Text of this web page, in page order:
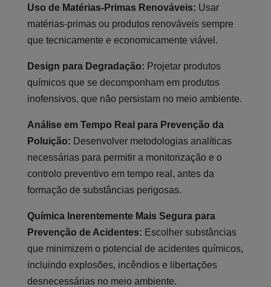
Uso de Matérias-Primas Renováveis: Usar
matérias-primas ou produtos renováveis sempre
que tecnicamente e economicamente viável.
Design para Degradação: Projetar produtos
químicos que se decomponham em produtos
inofensivos, que não persistam no meio ambiente.
Análise em Tempo Real para Prevenção da
Poluição: Desenvolver metodologias analíticas
necessárias para permitir a monitorização e o
controlo preventivo em tempo real, antes da
formação de substâncias perigosas.
Química Inerentemente Mais Segura para
Prevenção de Acidentes: Escolher substâncias
que minimizem o potencial de acidentes químicos,
incluindo explosões, incêndios e libertações
desnecessárias no meio ambiente.